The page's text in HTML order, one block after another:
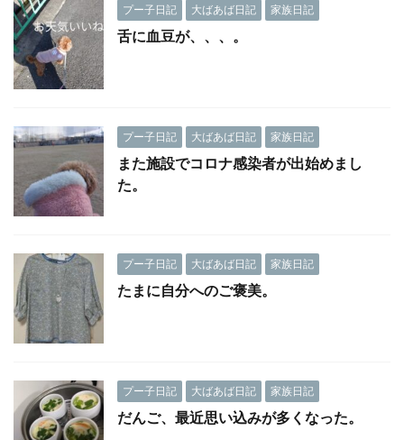
プー子日記 大ばあば日記 家族日記
舌に血豆が、、、。
プー子日記 大ばあば日記 家族日記
また施設でコロナ感染者が出始めまし
た。
プー子日記 大ばあば日記 家族日記
たまに自分へのご褒美。
プー子日記 大ばあば日記 家族日記
だんご、最近思い込みが多くなった。